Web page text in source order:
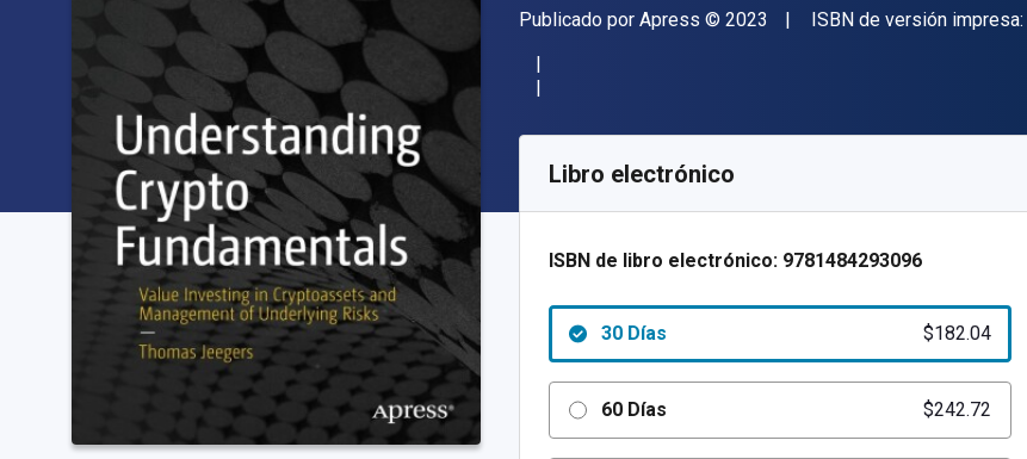
Editor
Publicado por Apress Copyright
© 2023 ISBN de versión impresa:
SKU:
Libro electrónico
ISBN de libro electrónico: 9781484293096
30 Días $182.04
60 Días $242.72